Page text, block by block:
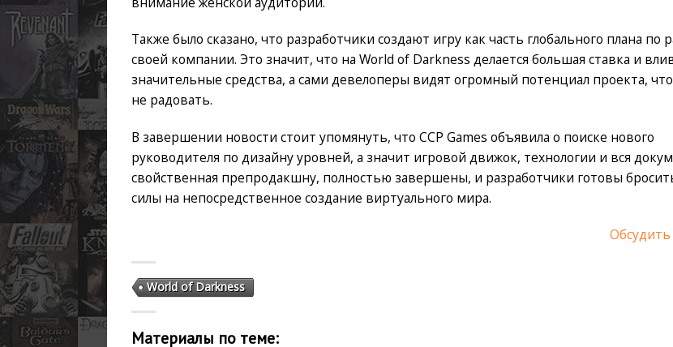
Также было сказано, что разработчики создают игру как часть глобального плана по
своей компании. Это значит, что на World of Darkness делается большая ставка и
значительные средства, а сами девелоперы видят огромный потенциал проекта,
не радовать.
В завершении новости стоит упомянуть, что CCP Games объявила о поиске нового
руководителя по дизайну уровней, а значит игровой движок, технологии и вся
свойственная препродакшну, полностью завершены, и разработчики готовы
силы на непосредственное создание виртуального мира.
World of Darkness
Материалы по теме: